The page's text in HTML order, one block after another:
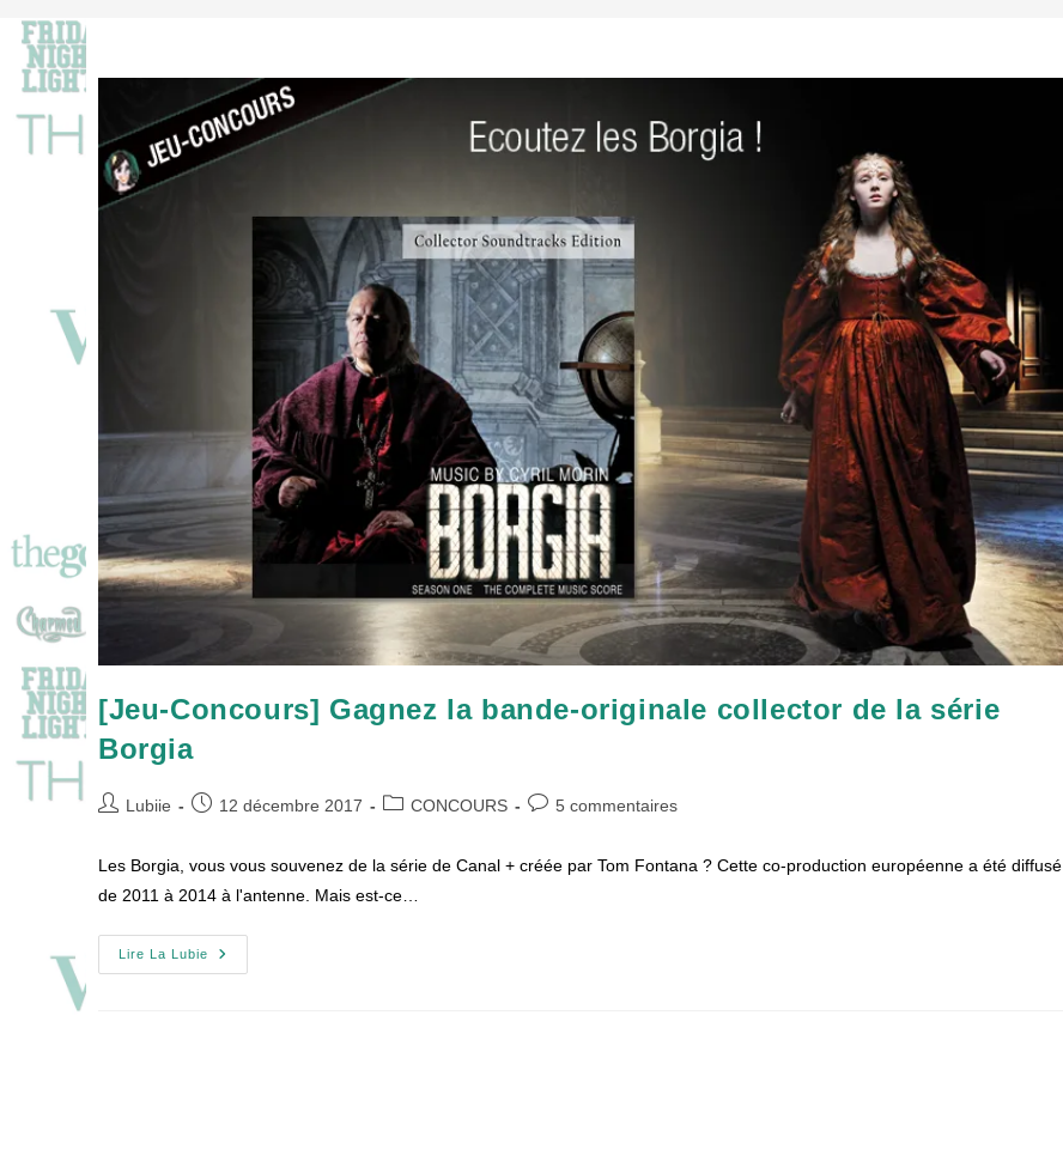
[Jeu-Concours] Gagnez la bande-originale collector de la série
Borgia
Auteur/autrice
publication :
Lubiie
Publication
12 décembre 2017
PostCONCOURS
Commentaires
publication :
5 commentaires
Les Borgia, vous vous souvenez de la série de Canal + créée par Tom Fontana ? Cette co-production européenne a été diffusé
de 2011 à 2014 à l'antenne. Mais est-ce…
Lire La Lubie
[Jeu-
Concours]